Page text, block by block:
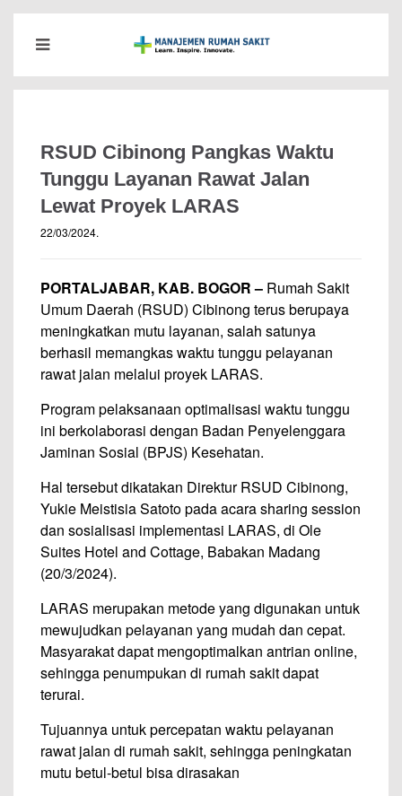
RSUD Cibinong Pangkas Waktu
Tunggu Layanan Rawat Jalan
Lewat Proyek LARAS
22/03/2024.
PORTALJABAR, KAB. BOGOR – Rumah Sakit
Umum Daerah (RSUD) Cibinong terus berupaya
meningkatkan mutu layanan, salah satunya
berhasil memangkas waktu tunggu pelayanan
rawat jalan melalui proyek LARAS.
Program pelaksanaan optimalisasi waktu tunggu
ini berkolaborasi dengan Badan Penyelenggara
Jaminan Sosial (BPJS) Kesehatan.
Hal tersebut dikatakan Direktur RSUD Cibinong,
Yukie Meistisia Satoto pada acara sharing session
dan sosialisasi implementasi LARAS, di Ole
Suites Hotel and Cottage, Babakan Madang
(20/3/2024).
LARAS merupakan metode yang digunakan untuk
mewujudkan pelayanan yang mudah dan cepat.
Masyarakat dapat mengoptimalkan antrian online,
sehingga penumpukan di rumah sakit dapat
terurai.
Tujuannya untuk percepatan waktu pelayanan
rawat jalan di rumah sakit, sehingga peningkatan
mutu betul-betul bisa dirasakan